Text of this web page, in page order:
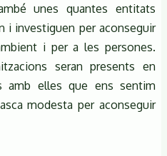
unes quantes entitats
i investiguen per aconseguir
i per a les persones.
seran presents en
amb elles que ens sentim
modesta per aconseguir